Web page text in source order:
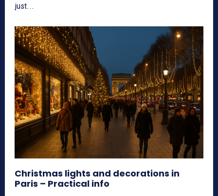
just...
Christmas lights and decorations in
Paris – Practical info